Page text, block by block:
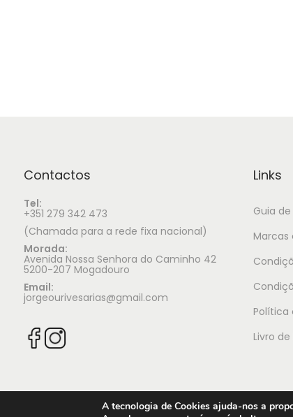
Contactos
Tel:
+351 279 342 473
(Chamada para a rede fixa nacional)
Morada:
Avenida Nossa Senhora do Caminho 42
5200-207 Mogadouro
Email:
jorgeourivesarias@gmail.com
Links
Guia
Marcas
Política
Livro
A tecnologia de Cookies ajuda-nos a